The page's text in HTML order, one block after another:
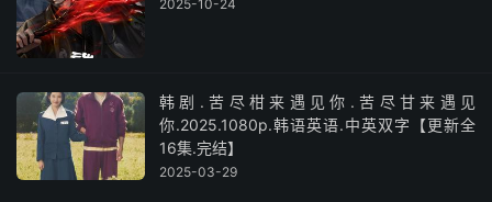
2025-10-24
韩剧.苦尽柑来遇见你.苦尽甘来遇见
你.2025.1080p.韩语英语.中英双字【更新全
16集.完结】
2025-03-29